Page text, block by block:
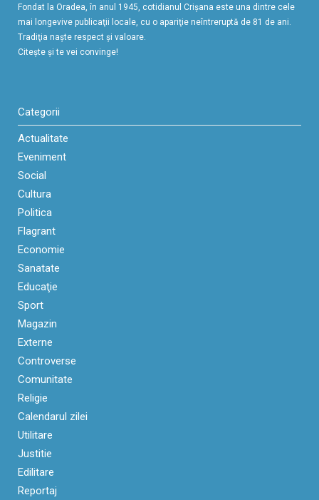
Fondat la Oradea, în anul 1945, cotidianul Crişana este una dintre cele
mai longevive publicaţii locale, cu o apariţie neîntreruptă de 81 de ani.
Tradiţia naşte respect şi valoare.
Citeşte şi te vei convinge!
Categorii
Actualitate
Eveniment
Social
Cultura
Politica
Flagrant
Economie
Sanatate
Educaţie
Sport
Magazin
Externe
Controverse
Comunitate
Religie
Calendarul zilei
Utilitare
Justitie
Edilitare
Reportaj